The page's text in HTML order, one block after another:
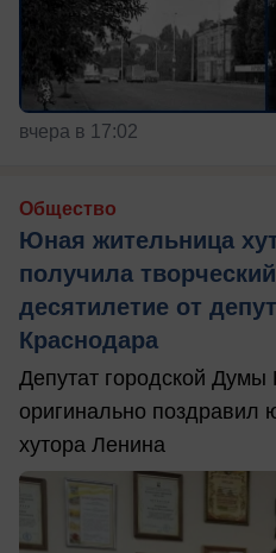
вчера в 17:02
Общество
Юная жительница
получила
десятилетие от
Краснодара
Депутат городской Думы
оригинально поздравил
хутора Ленина